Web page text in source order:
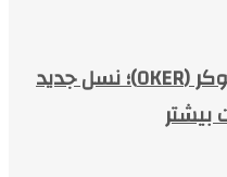
معرفی کرکره فولادی اوکر (OKER)؛ نسل جدید
بیشتر